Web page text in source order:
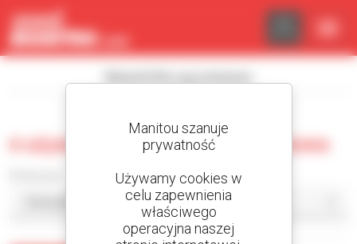
0 używana ładowarka przegubowa
Panel zarządzania plikami cookies
Manitou szanuje
prywatność
Używamy cookies w
celu zapewnienia
właściwego
operacyjna naszej